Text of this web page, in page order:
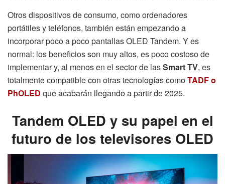
Otros dispositivos de consumo, como ordenadores
portátiles y teléfonos, también están empezando a
incorporar poco a poco pantallas OLED Tandem. Y es
normal: los beneficios son muy altos, es poco costoso de
implementar y, al menos en el sector de lasSmart TV, es
totalmente compatible con otras tecnologías comoTADF o
PhOLED que acabarán llegando a partir de 2025.
Tandem OLED y su papel en el
futuro de los televisores OLED